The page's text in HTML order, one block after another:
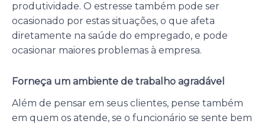
produtividade. O estresse também pode ser
ocasionado por estas situações, o que afeta
diretamente na saúde do empregado, e pode
ocasionar maiores problemas à empresa.
Forneça um ambiente de trabalho agradável
Além de pensar em seus clientes, pense também
em quem os atende, se o funcionário se sente bem